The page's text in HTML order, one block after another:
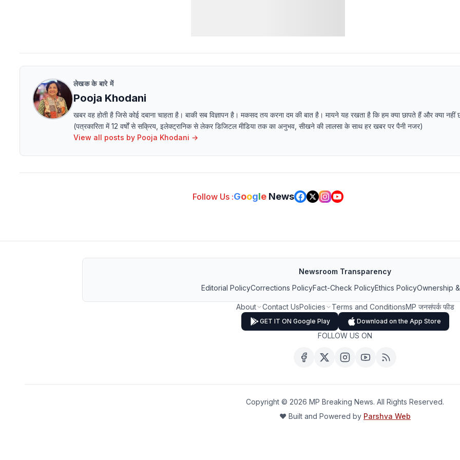
लेखक के बारे में
Pooja Khodani
खबर वह होती है जिसे कोई दबाना चाहता है। बाकी सब विज्ञापन है। मकसद तय करना दम की बात है। मायने यह रखता है कि हम क्या छापते हैं और क्या नहीं
(पत्रकारिता में 12 वर्षों से सक्रिय, इलेक्ट्रानिक से लेकर डिजिटल मीडिया तक का अनुभव, सीखने की लालसा के साथ हर खबर पर पैनी नजर)
View all posts by Pooja Khodani →
Follow Us :Google News
Newsroom Transparency
Editorial PolicyCorrections PolicyFact-Check PolicyEthics PolicyOwnership
About Contact UsPolicies Terms and ConditionsMP जनसंपर्क फीड
GET IT ON Google Play Download on the App Store
FOLLOW US ON
Copyright © 2026 MP Breaking News. All Rights Reserved.
❤️ Built and Powered by Parshva Web